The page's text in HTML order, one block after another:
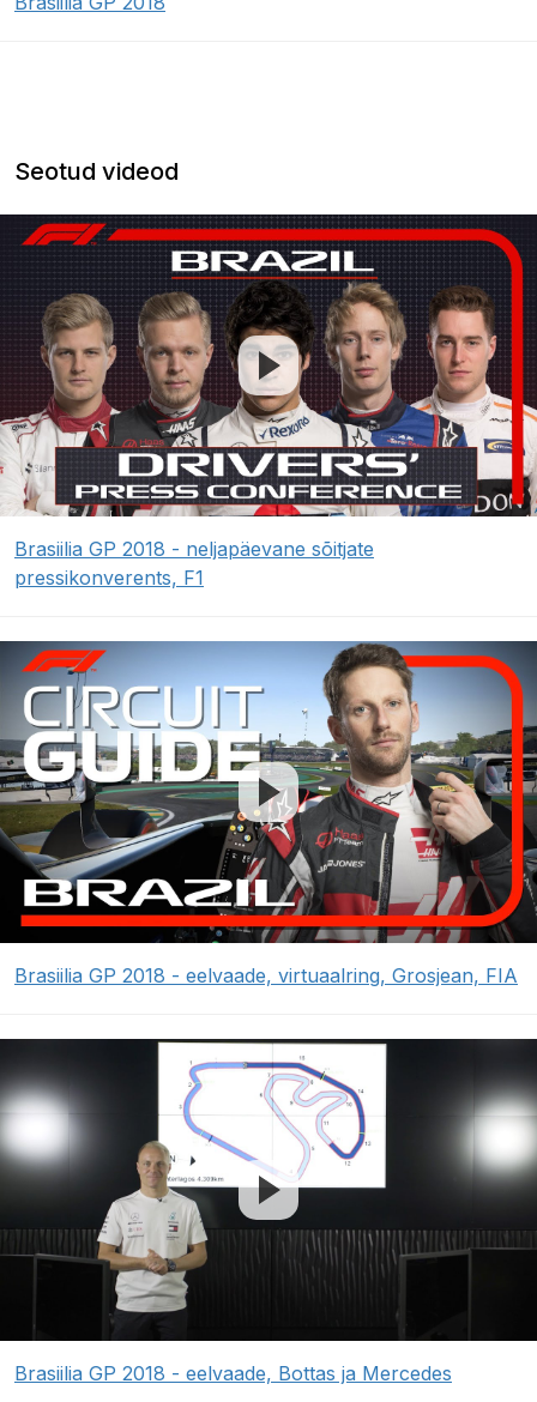
Seotud videod
Brasiilia GP 2018 - neljapäevane sõitjate
pressikonverents, F1
Brasiilia GP 2018 - eelvaade, virtuaalring, Grosjean, FIA
Brasiilia GP 2018 - eelvaade, Bottas ja Mercedes